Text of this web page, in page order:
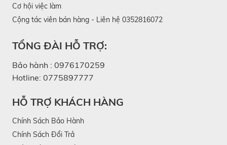
Cơ hội việc làm
Cộng tác viên bán hàng - Liên hệ 0352816072
TỔNG ĐÀI HỖ TRỢ:
Bảo hành : 0976170259
Hotline: 0775897777
HỖ TRỢ KHÁCH HÀNG
Chính Sách Bảo Hành
Chính Sách Đổi Trả